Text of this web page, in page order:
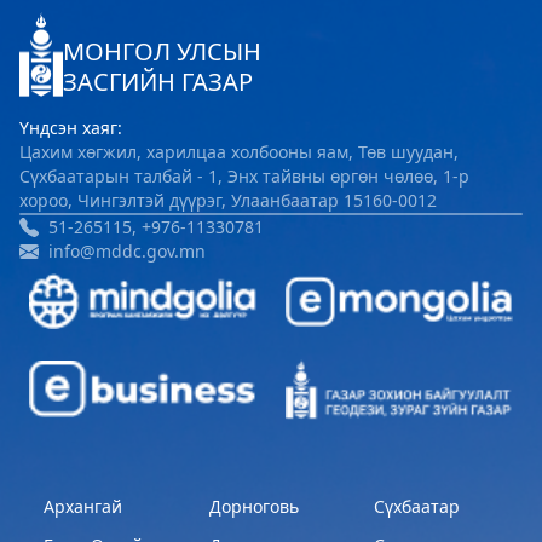
Хөвсгөл Зооноз
2024-08-12 08:33:05
Хөвсгөл аймгийн Хүнс хөдөө, аж ахуйн
газар
2024-08-06 08:04:47
Дэлгэрэнгүй
МОНГОЛ УЛСЫН
ЗАСГИЙН ГАЗАР
Үндсэн хаяг:
Цахим хөгжил, харилцаа холбооны яам, Төв шуудан,
Сүхбаатарын талбай - 1, Энх тайвны өргөн чөлөө, 1-р
хороо, Чингэлтэй дүүрэг, Улаанбаатар 15160-0012
51-265115, +976-11330781
info@mddc.gov.mn
Архангай
Дорноговь
Сүхбаатар